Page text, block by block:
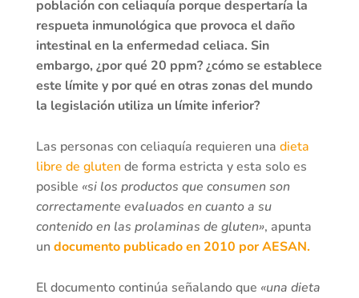
población con celiaquía porque despertaría la
respueta inmunológica que provoca el daño
intestinal en la enfermedad celiaca. Sin
embargo, ¿por qué 20 ppm? ¿cómo se establece
este límite y por qué en otras zonas del mundo
la legislación utiliza un límite inferior?
Las personas con celiaquía requieren una dieta
libre de gluten de forma estricta y esta solo es
posible «si los productos que consumen son
correctamente evaluados en cuanto a su
contenido en las prolaminas de gluten», apunta
un documento publicado en 2010 por AESAN.
El documento continúa señalando que «una dieta